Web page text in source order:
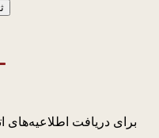
برای دریافت اطلاعیه‌های